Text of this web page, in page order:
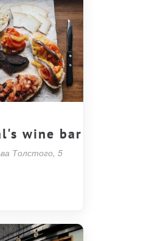
wine bar
Толстого, 5